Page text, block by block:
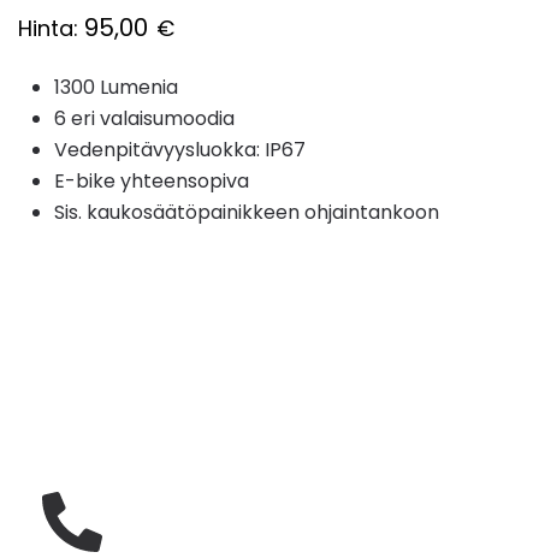
Hinta: 95,00 €
1300 Lumenia
6 eri valaisumoodia
Vedenpitävyysluokka: IP67
E-bike yhteensopiva
Sis. kaukosäätöpainikkeen ohjaintankoon